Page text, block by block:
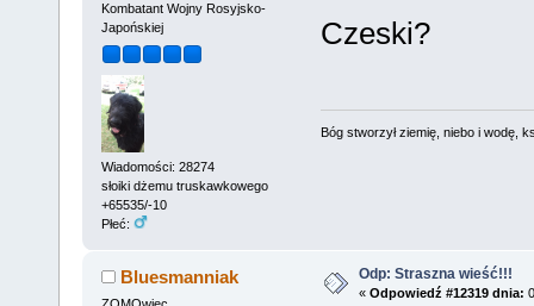
Kombatant Wojny Rosyjsko-
Japońskiej
Wiadomości: 28274
słoiki dżemu truskawkowego
+65535/-10
Płeć:
Czeski?
Bóg stworzył ziemię, niebo i wodę,
Bluesmanniak Odp: Straszna wieść!!!
« Odpowiedź #12319 dnia: